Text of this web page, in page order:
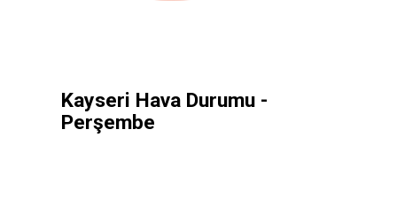
Kayseri Hava Durumu -
Perşembe